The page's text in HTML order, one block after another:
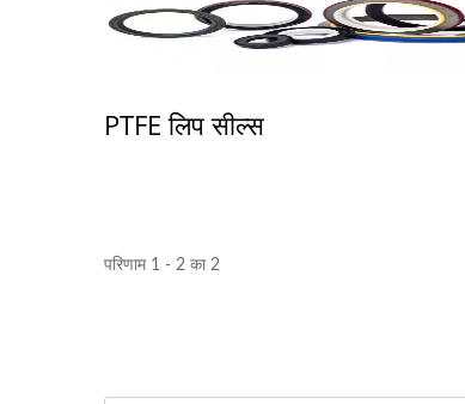
PTFE लिप सील्स
परिणाम 1 - 2 का 2